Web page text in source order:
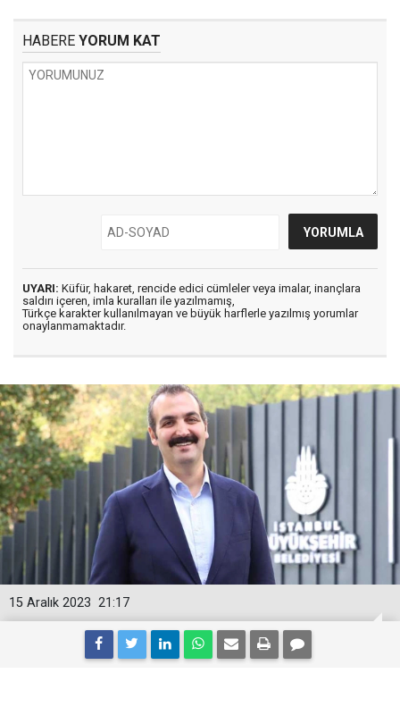
HABERE YORUM KAT
UYARI: Küfür, hakaret, rencide edici cümleler veya imalar, inançlara
saldırı içeren, imla kuralları ile yazılmamış,
Türkçe karakter kullanılmayan ve büyük harflerle yazılmış yorumlar
onaylanmamaktadır.
21:17
15 Aralık 2023